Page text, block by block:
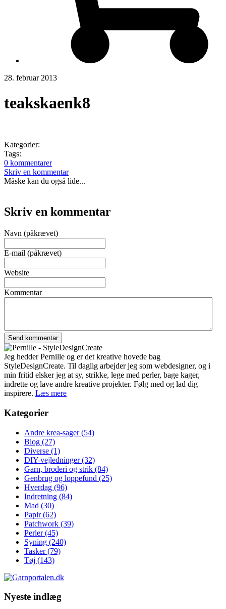
28. februar 2013
teakskaenk8
Kategorier:
Tags:
0 kommentarer
Skriv en kommentar
Måske kan du også lide...
Skriv en kommentar
Navn (påkrævet)
E-mail (påkrævet)
Website
Kommentar
Jeg hedder Pernille og er det kreative hovede bag
StyleDesignCreate. Til daglig arbejder jeg som webdesigner, og i
min fritid elsker jeg at sy, strikke, lege med perler, bage kager,
indrette og lave andre kreative projekter. Følg med og lad dig
inspirere. Læs mere
Kategorier
Andre krea-sager(54)
Blog (27)
Diverse (1)
DIY-vejledninger(32)
Garn, broderi og strik (84)
Genbrug og loppefund (25)
Hverdag (96)
Indretning (84)
Mad (30)
Papir(62)
Patchwork (39)
Perler(45)
Syning (240)
Tasker(79)
Tøj (143)
Nyeste indlæg